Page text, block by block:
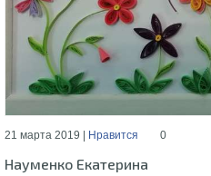
21 марта 2019 | Нравится 0
Науменко Екатерина